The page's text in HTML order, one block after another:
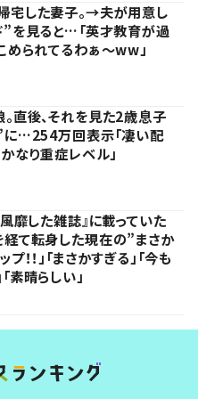
宅した妻子。→夫が用意し
を見ると…「英才教育が過
められてるわぁ～ww」
直後、それを見た2歳息子
…254万回表示「凄い配
かなり重症レベル」
靡した雑誌』に載っていた
経て転身した現在の”まさか
！！」「まさかすぎる」「今も
素晴らしい」